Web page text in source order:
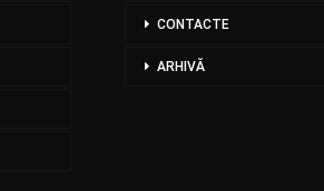
CONTACTE
ARHIVĂ